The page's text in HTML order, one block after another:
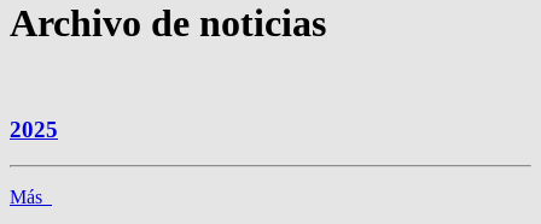
Archivo de noticias
2025
Más